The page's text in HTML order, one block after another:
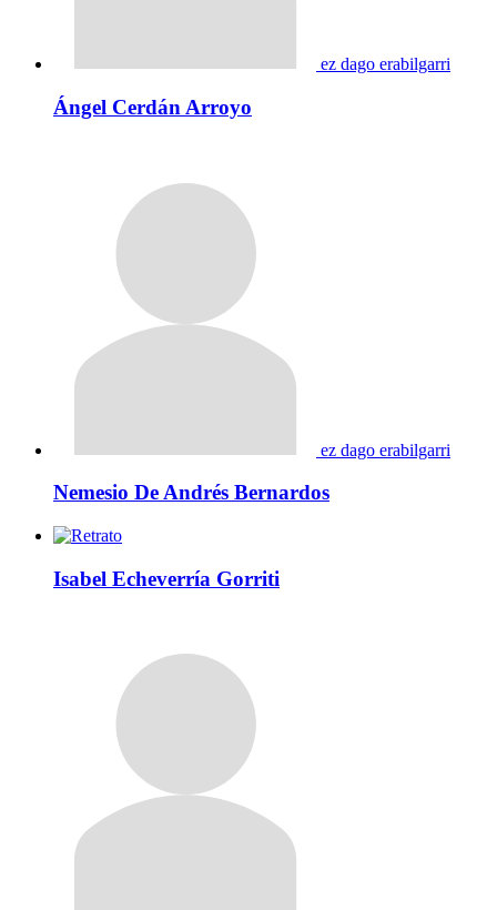
ez dago erabilgarri
Ángel Cerdán Arroyo
ez dago erabilgarri
Nemesio De Andrés Bernardos
Isabel Echeverría Gorriti